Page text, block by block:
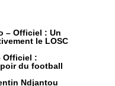
– Officiel : Un
le LOSC
Officiel :
du football
Ndjantou